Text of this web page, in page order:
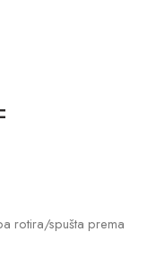
rotira/spušta prema